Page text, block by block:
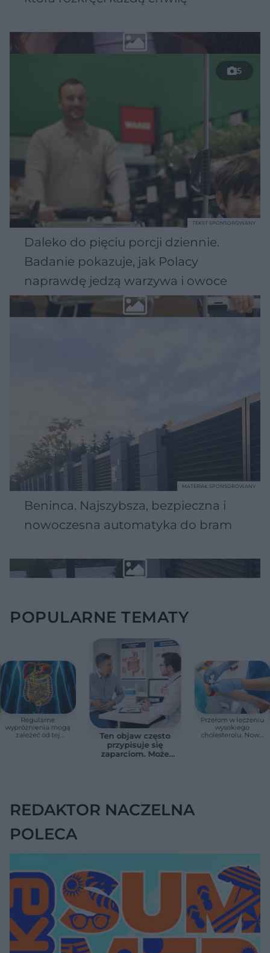
5
Daleko do pięciu porcji dziennie.
Badanie pokazuje, jak Polacy
naprawdę jedzą warzywa i owoce
TEKST SPONSOROWANY
Beninca. Najszybsza, bezpieczna i
nowoczesna automatyka do bram
MATERIAŁ SPONSOROWANY
POPULARNE TEMATY
Regularne
wypróżnienia mogą
zależeć od tej
Ten objaw często
przypisuje się
zaparciom. Może
Przełom w leczeniu
wysokiego
cholesterolu. Nowa
REDAKTOR NACZELNA
POLECA